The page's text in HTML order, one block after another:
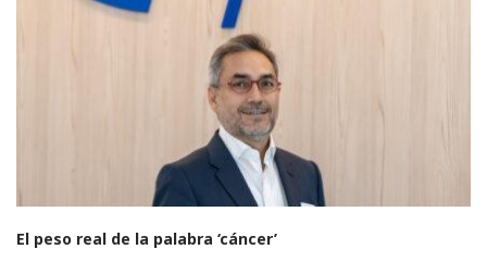
El peso real de la palabra ‘cáncer’